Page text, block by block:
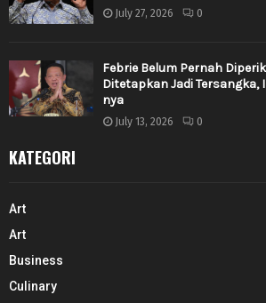
July 27, 2026 0
Febrie Belum Pernah
Ditetapkan Jadi Tersangka,
nya
July 13, 2026 0
KATEGORI
Art
Art
Business
Culinary